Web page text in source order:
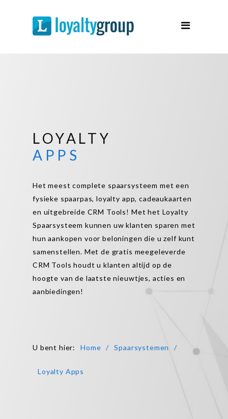
Spaarprogramma
LOYALTY
APPS
Het meest complete spaarsysteem met een
fysieke spaarpas, loyalty app, cadeaukaarten
en uitgebreide CRM Tools! Met het Loyalty
Spaarsysteem kunnen uw klanten sparen met
hun aankopen voor beloningen die u zelf kunt
samenstellen. Met de gratis meegeleverde
CRM Tools houdt u klanten altijd op de
hoogte van de laatste nieuwtjes, acties en
aanbiedingen!
U bent hier: Home Spaarsystemen
Loyalty Apps